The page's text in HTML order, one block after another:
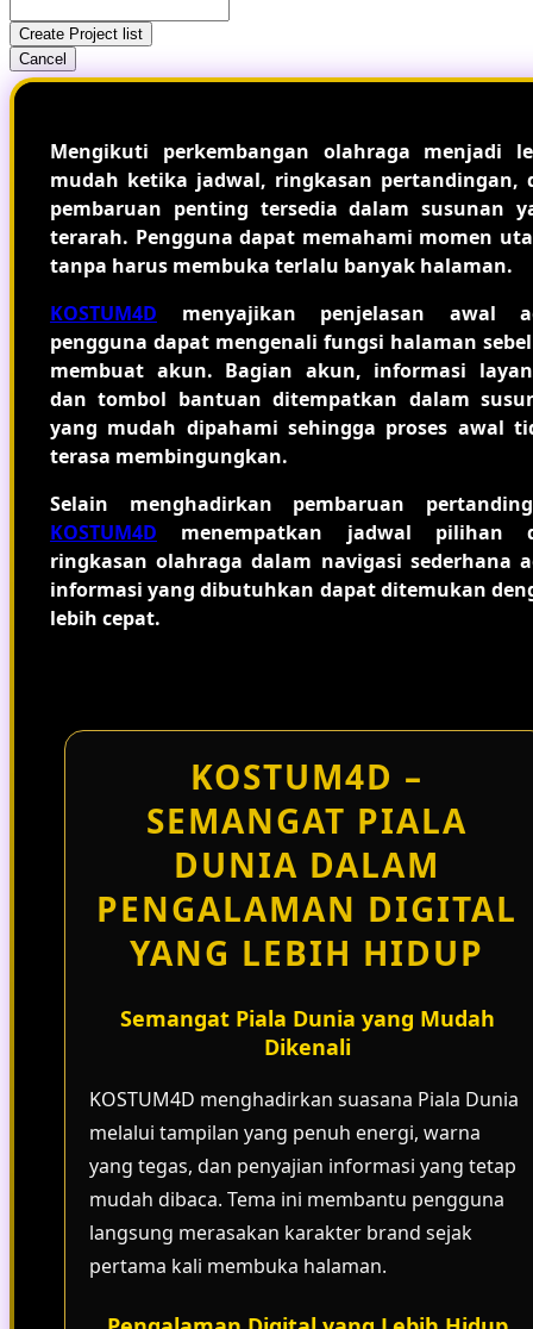
Create Project list
Cancel
Mengikuti perkembangan olahraga menjadi
mudah ketika jadwal, ringkasan pertandingan,
pembaruan penting tersedia dalam susunan
terarah. Pengguna dapat memahami momen
tanpa harus membuka terlalu banyak halaman.
KOSTUM4D menyajikan penjelasan awal
pengguna dapat mengenali fungsi halaman
membuat akun. Bagian akun, informasi
dan tombol bantuan ditempatkan dalam
yang mudah dipahami sehingga proses awal
terasa membingungkan.
Selain menghadirkan pembaruan
KOSTUM4D menempatkan jadwal pilihan
ringkasan olahraga dalam navigasi sederhana
informasi yang dibutuhkan dapat ditemukan
lebih cepat.
KOSTUM4D –
SEMANGAT PIALA
DUNIA DALAM
PENGALAMAN DIGITAL
YANG LEBIH HIDUP
Semangat Piala Dunia yang Mudah
Dikenali
KOSTUM4D menghadirkan suasana Piala Dunia
melalui tampilan yang penuh energi, warna
yang tegas, dan penyajian informasi yang tetap
mudah dibaca. Tema ini membantu pengguna
langsung merasakan karakter brand sejak
pertama kali membuka halaman.